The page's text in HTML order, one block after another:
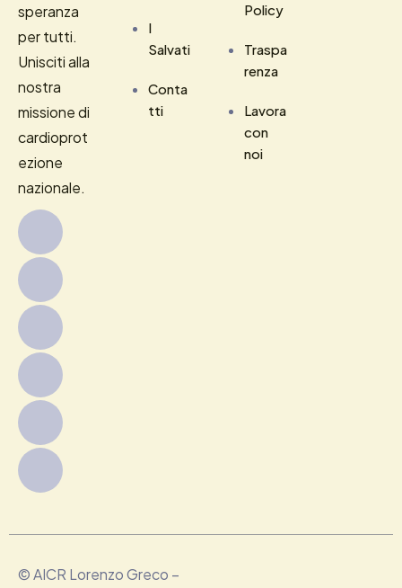
speranza
per tutti.
Unisciti alla
nostra
missione di
cardioprot
ezione
nazionale.
I
Salvati
Conta
tti
Policy
Traspa
renza
Lavora
con
noi
© AICR Lorenzo Greco –